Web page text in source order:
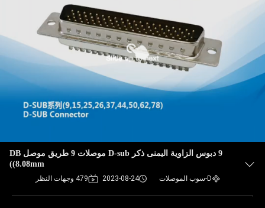
9 دبوس الزاوية اليمنى ذكر D-sub موصلات 9 طريق موصل DB
(8.08mm)
D-سوب الموصلات 2023-08-24 479 وجهات النظر